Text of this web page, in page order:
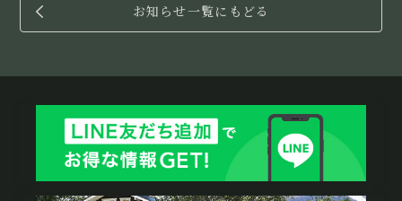
お知らせ一覧にもどる